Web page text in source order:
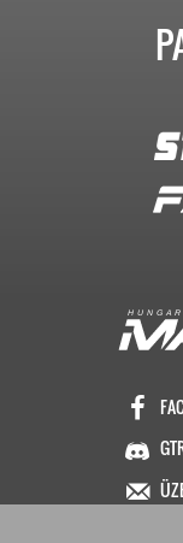
H U N G A R